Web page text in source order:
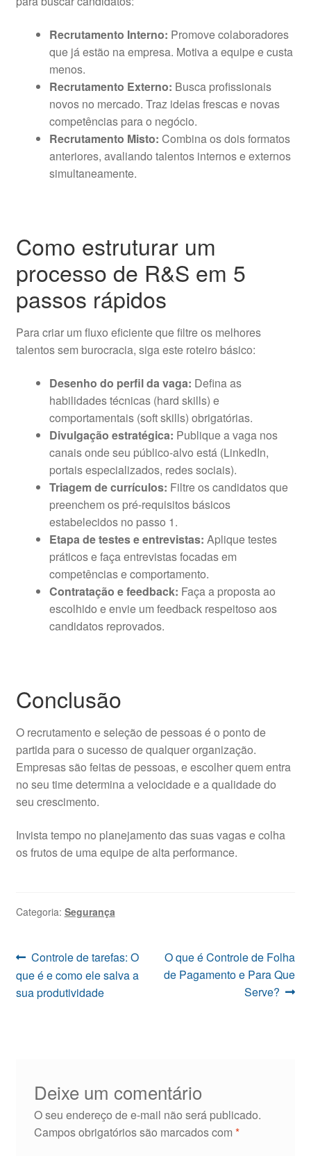
Recrutamento Interno: Promove colaboradores
que já estão na empresa. Motiva a equipe e custa
menos.
Recrutamento Externo: Busca profissionais
novos no mercado. Traz ideias frescas e novas
competências para o negócio.
Recrutamento Misto: Combina os dois formatos
anteriores, avaliando talentos internos e externos
simultaneamente.
Como estruturar um
processo de R&S em 5
passos rápidos
Para criar um fluxo eficiente que filtre os melhores
talentos sem burocracia, siga este roteiro básico:
Desenho do perfil da vaga: Defina as
habilidades técnicas (hard skills) e
comportamentais (soft skills) obrigatórias.
Divulgação estratégica: Publique a vaga nos
canais onde seu público-alvo está (LinkedIn,
portais especializados, redes sociais).
Triagem de currículos: Filtre os candidatos que
preenchem os pré-requisitos básicos
estabelecidos no passo 1.
Etapa de testes e entrevistas: Aplique testes
práticos e faça entrevistas focadas em
competências e comportamento.
Contratação e feedback: Faça a proposta ao
escolhido e envie um feedback respeitoso aos
candidatos reprovados.
Conclusão
O recrutamento e seleção de pessoas é o ponto de
partida para o sucesso de qualquer organização.
Empresas são feitas de pessoas, e escolher quem entra
no seu time determina a velocidade e a qualidade do
seu crescimento.
Invista tempo no planejamento das suas vagas e colha
os frutos de uma equipe de alta performance.
Categoria: Segurança
Navegação
de
Post
anterior:
Controle de tarefas: O
que é e como ele salva a
sua produtividade
Próximo
post:
O que é Controle de Folha
de Pagamento e Para Que
Serve?
Deixe um comentário
O seu endereço de e-mail não será publicado.
Campos obrigatórios são marcados com *